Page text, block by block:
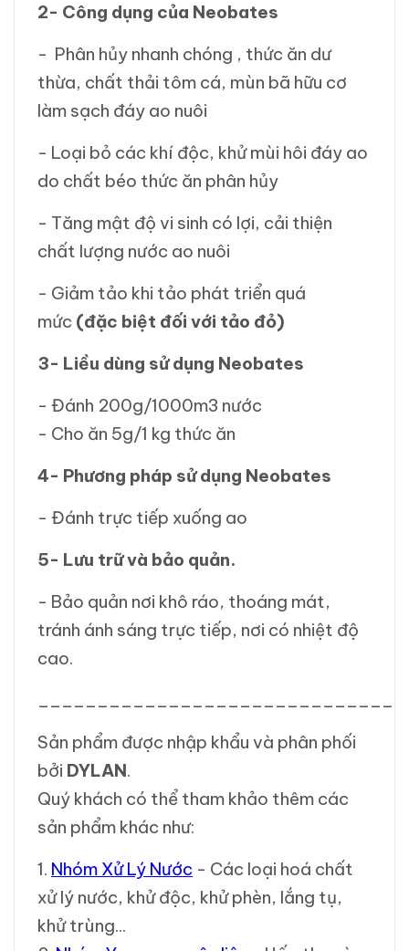
2- Công dụng của Neobates
- Phân hủy nhanh chóng , thức ăn dư
thừa, chất thải tôm cá, mùn bã hữu cơ
làm sạch đáy ao nuôi
- Loại bỏ các khí độc, khử mùi hôi đáy ao
do chất béo thức ăn phân hủy
- Tăng mật độ vi sinh có lợi, cải thiện
chất lượng nước ao nuôi
- Giảm tảo khi tảo phát triển quá
mức (đặc biệt đối với tảo đỏ)
3- Liều dùng sử dụng Neobates
- Đánh 200g/1000m3 nước
- Cho ăn 5g/1 kg thức ăn
4- Phương pháp sử dụng Neobates
- Đánh trực tiếp xuống ao
5- Lưu trữ và bảo quản.
- Bảo quản nơi khô ráo, thoáng mát,
tránh ánh sáng trực tiếp, nơi có nhiệt độ
cao.
Sản phẩm được nhập khẩu và phân phối
bởi DYLAN.
Quý khách có thể tham khảo thêm các
sản phẩm khác như:
1. Nhóm Xử Lý Nước - Các loại hoá chất
xử lý nước, khử độc, khử phèn, lắng tụ,
khử trùng...